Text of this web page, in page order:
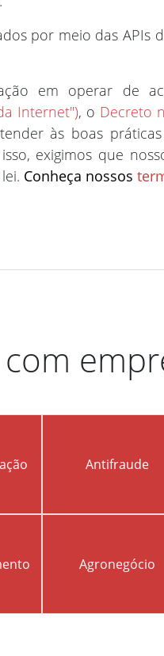
por meio das APIs
em operar de
Internet"), o Decreto
às boas
exigimos que
Conheça nossos
Antifraude
Agronegócio